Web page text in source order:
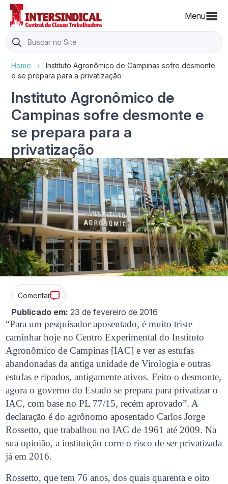
Menu
Search
for:
Home ›
Instituto Agronômico de Campinas sofre desmonte
e se prepara para a privatização
Instituto Agronômico de
Campinas sofre desmonte e
se prepara para a
privatização
Comentar
Publicado em: 23 de fevereiro de 2016
“Para um pesquisador aposentado, é muito triste
caminhar hoje no Centro Experimental do Instituto
Agronômico de Campinas [IAC] e ver as estufas
abandonadas da antiga unidade de Virologia e outras
estufas e ripados, antigamente ativos. Feito o desmonte,
agora o governo do Estado se prepara para privatizar o
IAC, com base no PL 77/15, recém aprovado”. A
declaração é do agrônomo aposentado Carlos Jorge
Rossetto, que trabalhou no IAC de 1961 até 2009. Na
sua opinião, a instituição corre o risco de ser privatizada
já em 2016.
Rossetto, que tem 76 anos, dos quais quarenta e oito